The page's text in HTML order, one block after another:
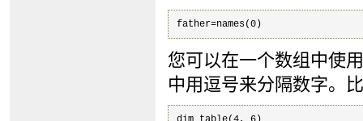
father=names(0)
您可以在一个数组中使
中用逗号来分隔数字。